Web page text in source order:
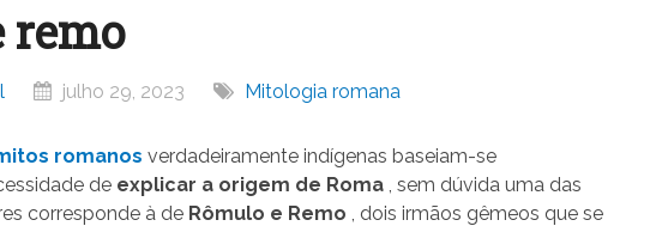
remo
julho 29, 2023 Mitologia romana
romanos verdadeiramente indígenas baseiam-se
de explicar a origem de Roma , sem dúvida uma das
corresponde à de Rômulo e Remo , dois irmãos gêmeos que se